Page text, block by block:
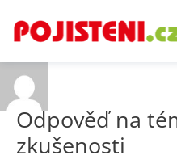
Odpověď na
zkušenosti